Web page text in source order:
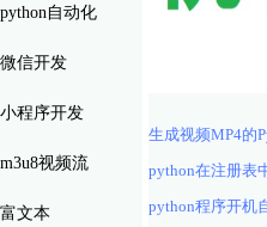
python自动化
微信开发
小程序开发
m3u8视频流
富文本
生成视频MP4的
python在注册表
python程序开机